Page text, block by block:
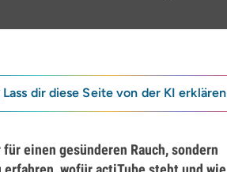
Lass dir diese Seite von der KI erklären
einen gesünderen Rauch, sondern